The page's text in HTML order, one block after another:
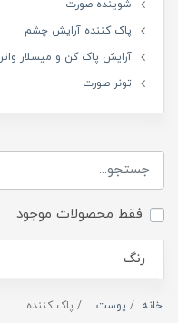
شوینده صورت
پاک کننده آرایش چشم
آرایش پاک کن و میسلار واتر
تونر صورت
فقط محصولات موجود
رنگ
خانه پوست پاک کننده